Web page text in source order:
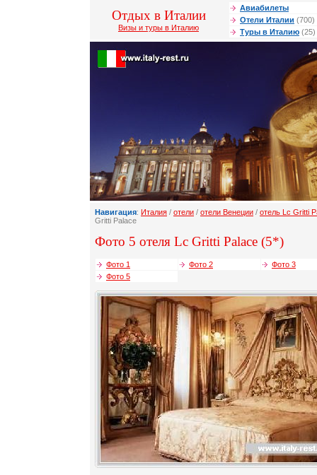
Отдых в Италии
Визы и туры в Италию
Авиабилеты
Отели Италии (700)
Туры в Италию (25)
Навигация: Италия / отели / отели Венеции / отель Lc Gritti
Gritti Palace
Фото 5 отеля Lc Gritti Palace (5*)
Фото 1 Фото 2
Фото 3
Фото 5